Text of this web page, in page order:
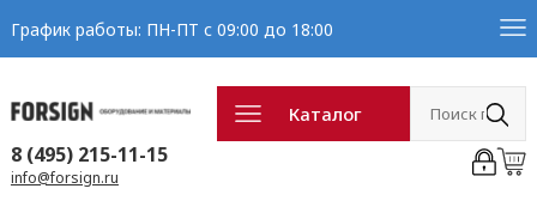
График работы: ПН-ПТ с 09:00 до 18:00
Каталог
8 (495) 215-11-15
info@forsign.ru